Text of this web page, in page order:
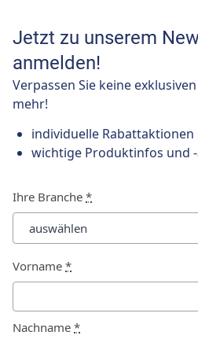
Jetzt zu unserem
anmelden!
Verpassen Sie keine
mehr!
individuelle Rabattaktionen
wichtige Produktinfos und
Ihre Branche *
Vorname *
Nachname *